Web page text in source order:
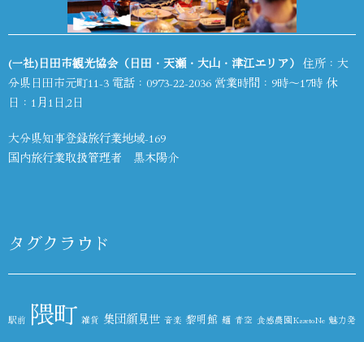
(一社)日田市観光協会（日田・天瀬・大山・津江エリア） 住所：大
分県日田市元町11-3 電話： 0973-22-2036 営業時間：9時～17時 休
日：1月1日,2日
大分県知事登録旅行業地域-169
国内旅行業取扱管理者 黒木陽介
タグクラウド
駅前 隈町 雑貨 集団顔見世 音楽 黎明館 麺 青空 食感農園KazetoNe 魅力発